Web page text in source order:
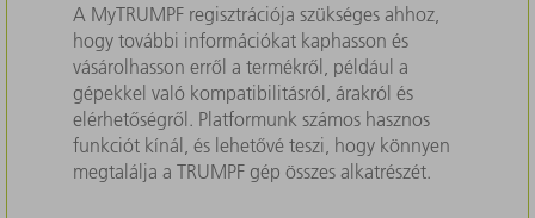
A MyTRUMPF regisztrációja szükséges ahhoz,
hogy további információkat kaphasson és
vásárolhasson erről a termékről, például a
gépekkel való kompatibilitásról, árakról és
elérhetőségről. Platformunk számos hasznos
funkciót kínál, és lehetővé teszi, hogy könnyen
megtalálja a TRUMPF gép összes alkatrészét.